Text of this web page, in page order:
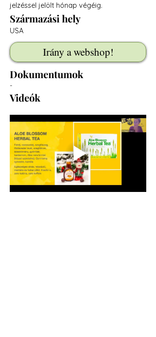
jelzéssel jelölt hónap végéig.
Származási hely
USA
Irány a webshop!
Dokumentumok
-
Videók